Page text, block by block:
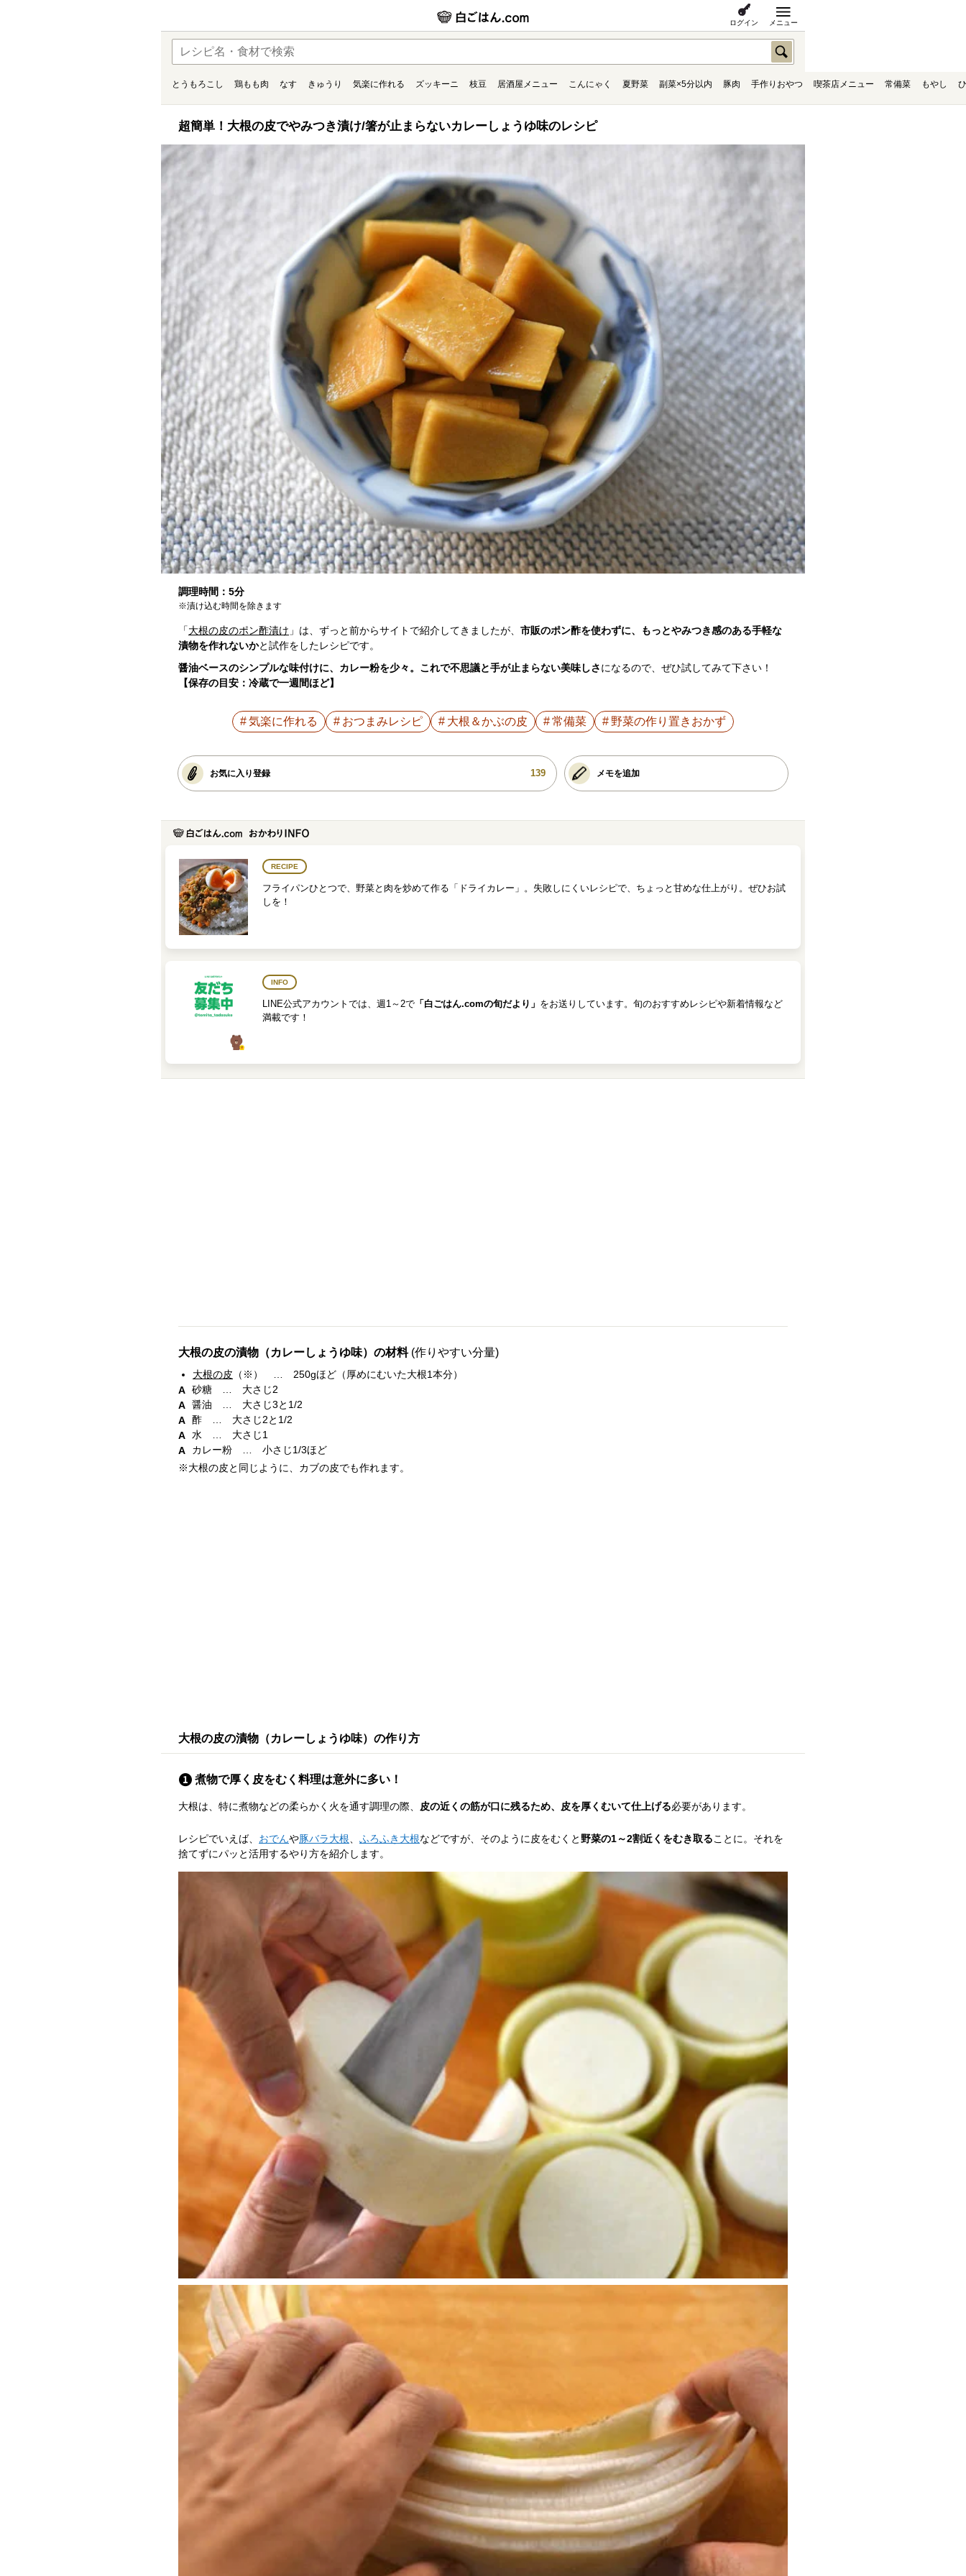
ログイン メニュー
とうもろこし 鶏もも肉 なす きゅうり 気楽に作れる ズッキーニ 枝豆 居酒屋メニュー こんにゃく 夏野菜 副菜×5分以内 豚肉 手作りおやつ 喫茶店メニュー 常備菜 もやし
超簡単！大根の皮でやみつき漬け/箸が止まらないカレーしょうゆ味のレシピ
調理時間：5分
※漬け込む時間を除きます
「大根の皮のポン酢漬け 」は、ずっと前からサイトで紹介してきましたが、 市販のポン酢を使わずに、もっとやみつき感のある手軽な
漬物を作れないかと試作をしたレシピです。
醤油ベースのシンプルな味付けに、カレー粉を少々。これで不思議と手が止まらない美味しさになるので、ぜひ試してみて下さい！
【保存の目安：冷蔵で一週間ほど】
気楽に作れる おつまみレシピ 大根＆かぶの皮 常備菜 野菜の作り置きおかず
お気に入り登録 139 メモを追加
RECIPE
フライパンひとつで、野菜と肉を炒めて作る「ドライカレー」。失敗しにくいレシピで、ちょっと甘めな仕上がり。ぜひお試
しを！
INFO
LINE公式アカウントでは、週1～2で 「白ごはん.comの旬だより」 をお送りしています。旬のおすすめレシピや新着情報など
満載です！
大根の皮の漬物（カレーしょうゆ味）の材料 (作りやすい分量)
大根の皮 （※） … 250gほど（厚めにむいた大根1本分）
砂糖 … 大さじ2
醤油 … 大さじ3と1/2
酢 … 大さじ2と1/2
水 … 大さじ1
カレー粉 … 小さじ1/3ほど
※大根の皮と同じように、カブの皮でも作れます。
大根の皮の漬物（カレーしょうゆ味）の作り方
煮物で厚く皮をむく料理は意外に多い！
大根は、特に煮物などの柔らかく火を通す調理の際、 皮の近くの筋が口に残るため、皮を厚くむいて仕上げる必要があります。
レシピでいえば、 おでんや豚バラ大根 ふろふき大根などですが、そのように皮をむくと 野菜の1～2割近くをむき取ることに。それを
捨てずにパッと活用するやり方を紹介します。